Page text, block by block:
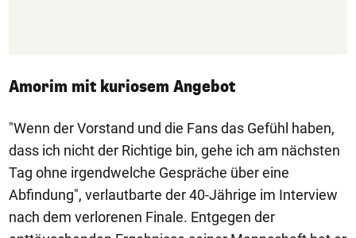
Amorim mit kuriosem Angebot
"Wenn der Vorstand und die Fans das Gefühl haben,
dass ich nicht der Richtige bin, gehe ich am nächsten
Tag ohne irgendwelche Gespräche über eine
Abfindung", verlautbarte der 40-Jährige im Interview
nach dem verlorenen Finale. Entgegen der